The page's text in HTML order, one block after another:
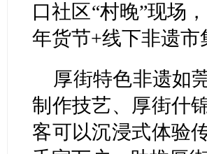
口社区“村晚”现场
年货节+线下非遗市
厚街特色非遗如
制作技艺、厚街什
客可以沉浸式体验